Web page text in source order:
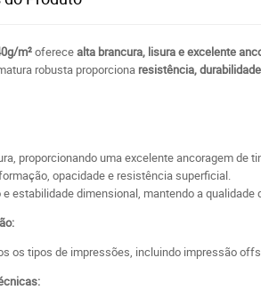
m²oferecealta brancura, lisura e excelente
robusta proporciona resistência,
proporcionando uma excelente ancoragem de
opacidade e resistência superficial.
e estabilidade dimensional, mantendo a qualidade
os tipos de impressões, incluindo impressão